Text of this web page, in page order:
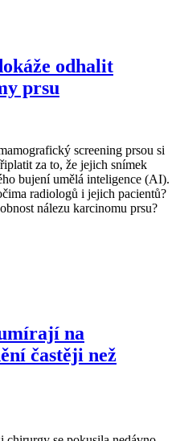
odhalit
prsu
screening prsou si
za to, že jejich snímek
bujení umělá inteligence (AI).
radiologů i jejich pacientů?
nálezu karcinomu prsu?
na
častěji než